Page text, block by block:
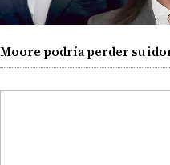
Moore podría perder su